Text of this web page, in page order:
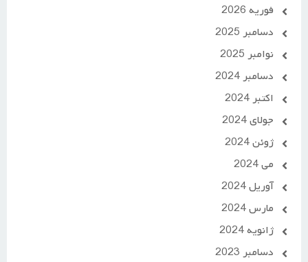
فوریه 2026
دسامبر 2025
نوامبر 2025
دسامبر 2024
اکتبر 2024
جولای 2024
ژوئن 2024
می 2024
آوریل 2024
مارس 2024
ژانویه 2024
دسامبر 2023